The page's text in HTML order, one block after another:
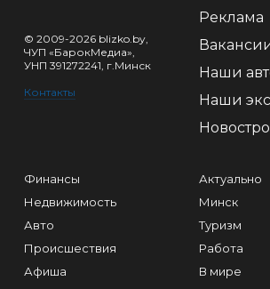
© 2009-2026 blizko.by,
ЧУП «БарокМедиа»,
УНП 391272241, г.Минск
Контакты
Реклама
Наши
Наши
Финансы
Недвижимость
Авто
Происшествия
Афиша
Актуально
Минск
Туризм
Работа
В мире